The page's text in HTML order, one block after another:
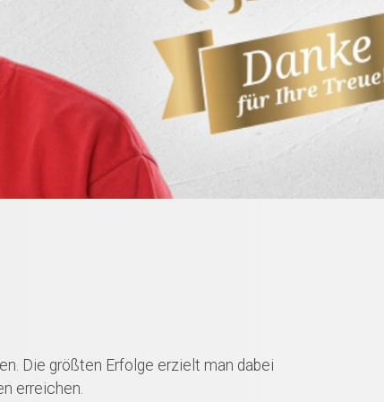
Die größten Erfolge erzielt man dabei
erreichen.